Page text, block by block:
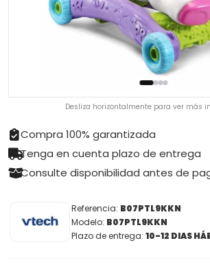
Desliza horizontalmente para ver más
Compra 100% garantizada
Tenga en cuenta plazo de entrega
Consulte disponibilidad antes de
Referencia: B07PTL9KKN
Modelo: B07PTL9KKN
Plazo de entrega: 10-12 DIAS